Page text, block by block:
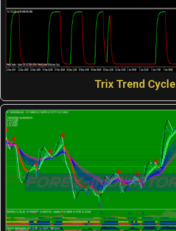
Trix Trend Cycle